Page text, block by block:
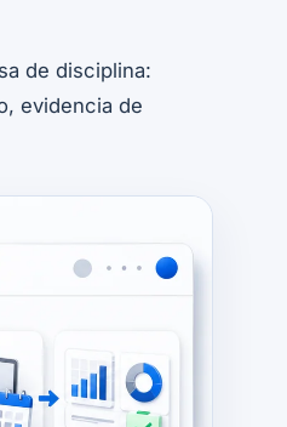
de disciplina:
evidencia de